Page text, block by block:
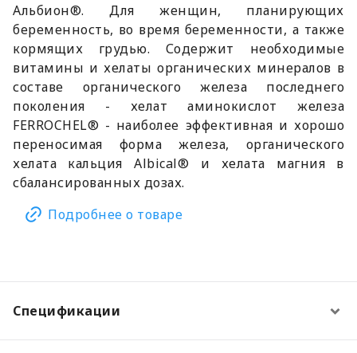
Альбион®. Для женщин, планирующих
беременность, во время беременности, а также
кормящих грудью. Содержит необходимые
витамины и хелаты органических минералов в
составе органического железа последнего
поколения - хелат аминокислот железа
FERROCHEL® - наиболее эффективная и хорошо
переносимая форма железа, органического
хелата кальция Albical® и хелата магния в
сбалансированных дозах.
Подробнее о товаре
Спецификации